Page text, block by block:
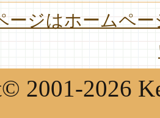
ージはホームペ
2001-2026